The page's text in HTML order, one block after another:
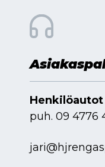
Henkilöautot
puh. 09 4776